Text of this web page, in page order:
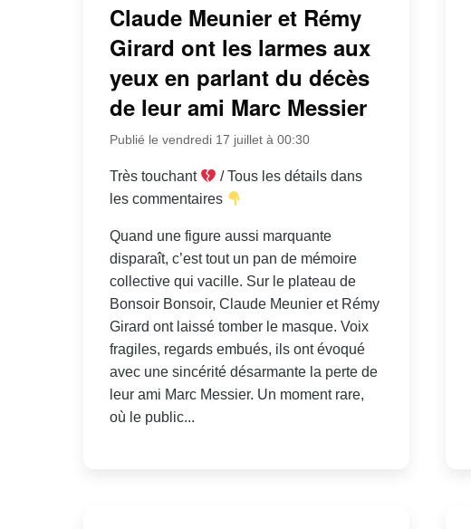
Claude Meunier et Rémy
Girard ont les larmes aux
yeux en parlant du décès
de leur ami Marc Messier
Publié le vendredi 17 juillet à 00:30
Très touchant
/ Tous les détails dans
les commentaires
Quand une figure aussi marquante
disparaît, c’est tout un pan de mémoire
collective qui vacille. Sur le plateau de
Bonsoir Bonsoir, Claude Meunier et Rémy
Girard ont laissé tomber le masque. Voix
fragiles, regards embués, ils ont évoqué
avec une sincérité désarmante la perte de
leur ami Marc Messier. Un moment rare,
où le public...